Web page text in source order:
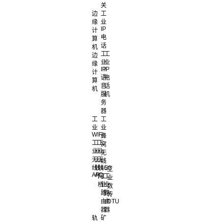
关
边
缘
计
算
机
边
缘
计
算
机
工
业
IP
电
话
工
业
IP
语
音
服
务
器
工
业
IP
电
话
机
工
业
WIFI
工
业
无
线
AP
工
业
无
线
AC
工
业
无
线
网
桥
工
业
蜂
窝
无
线
4G
工
业
路
由
器
5G
工
业
路
由
器
工
业
数
传
DTU
轨 矿